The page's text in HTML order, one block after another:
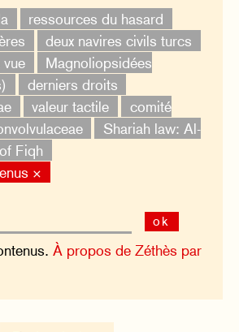
ressources du hasard
deux navires civils turcs
vue
Magnoliopsidées
derniers droits
valeur tactile
comité
Shariah law: Al-
Fiqh
×
ok
À propos de Zéthès par